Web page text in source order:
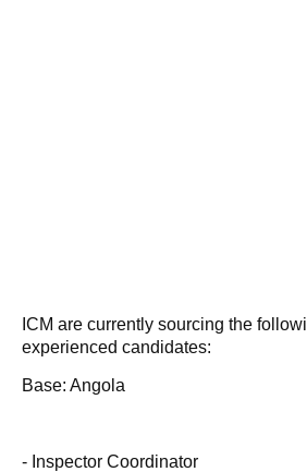
ICM are currently sourcing the
experienced candidates:
Base: Angola
- Inspector Coordinator